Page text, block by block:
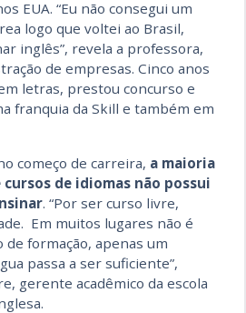
EUA. “Eu não consegui um
logo que voltei ao Brasil,
inglês”, revela a professora,
de empresas. Cinco anos
letras, prestou concurso e
franquia da Skill e também em
começo de carreira, a maioria
de idiomas não possui
. “Por ser curso livre,
Em muitos lugares não é
formação, apenas um
passa a ser suficiente”,
gerente acadêmico da escola